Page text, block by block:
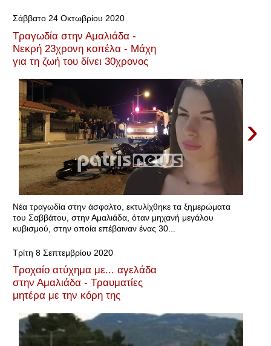
Σάββατο 24 Οκτωβρίου 2020
Τραγωδία στην Αμαλιάδα -
Νεκρή 23χρονη κοπέλα - Μάχη
για τη ζωή του δίνει 30χρονος
›
Νέα τραγωδία στην άσφαλτο, εκτυλίχθηκε τα ξημερώματα
του Σαββάτου, στην Αμαλιάδα, όταν μηχανή μεγάλου
κυβισμού, στην οποία επέβαιναν ένας 30...
Τρίτη 8 Σεπτεμβρίου 2020
Τροχαίο ατύχημα με... αγελάδα
στην Αμαλιάδα - Τραυματίες
μητέρα με την κόρη της